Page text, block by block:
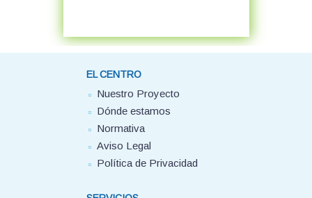
EL CENTRO
Nuestro Proyecto
Dónde estamos
Normativa
Aviso Legal
Política de Privacidad